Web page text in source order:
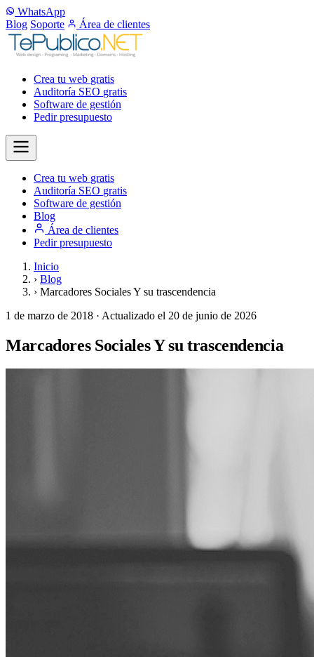
WhatsApp
Blog Soporte Área de clientes
Crea tu web gratis
Auditoría SEO gratis
Software de gestión
Pedir presupuesto
Crea tu web gratis
Auditoría SEO gratis
Software de gestión
Blog
Área de clientes
Pedir presupuesto
Inicio
› Blog
› Marcadores Sociales Y su trascendencia
1 de marzo de 2018 · Actualizado el 20 de junio de 2026
Marcadores Sociales Y su trascendencia